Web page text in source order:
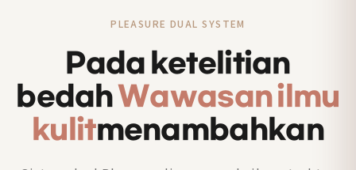
PLEASURE DUAL SYSTEM
Pada ketelitian
bedahWawasan ilmu
kulitmenambahkan